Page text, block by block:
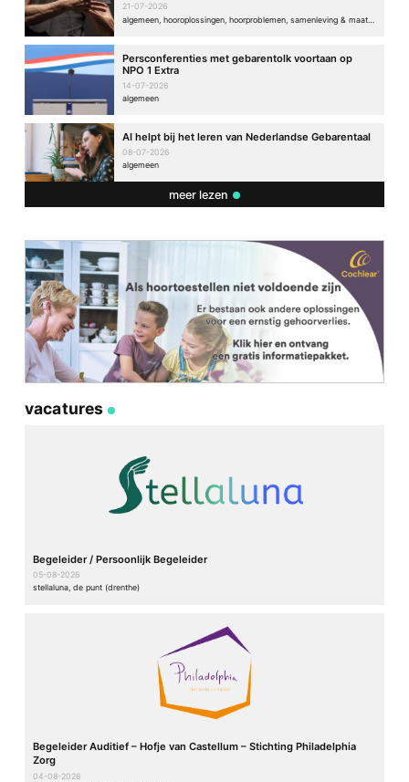
21-07-2026
Persconferenties met gebarentolk voortaan op
NPO 1 Extra
14-07-2026
algemeen
AI helpt bij het leren van Nederlandse Gebarentaal
08-07-2026
algemeen
meer lezen
vacatures
Begeleider / Persoonlijk Begeleider
05-08-2026
stellaluna, de punt (drenthe)
Begeleider Auditief – Hofje van Castellum – Stichting Philadelphia
Zorg
04-08-2026